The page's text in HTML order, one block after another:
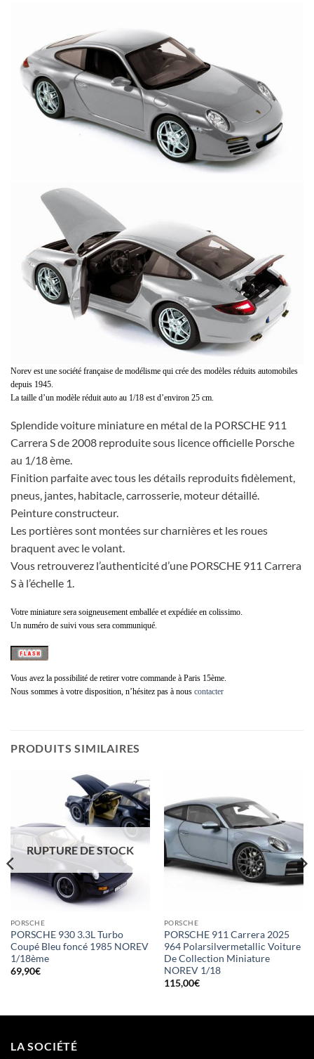
Norev est une société française de modélisme qui crée des modèles réduits automobiles
depuis 1945.
La taille d’un modèle réduit auto au 1/18 est d’environ 25 cm.
Splendide voiture miniature en métal de la PORSCHE 911
Carrera S de 2008 reproduite sous licence officielle Porsche
au 1/18 ème.
Finition parfaite avec tous les détails reproduits fidèlement,
pneus, jantes, habitacle, carrosserie, moteur détaillé.
Peinture constructeur.
Les portières sont montées sur charnières et les roues
braquent avec le volant.
Vous retrouverez l’authenticité d’une PORSCHE 911 Carrera
S à l’échelle 1.
Votre miniature sera soigneusement emballée et expédiée en colissimo.
Un numéro de suivi vous sera communiqué.
Vous avez la possibilité de retirer votre commande à Paris 15ème.
Nous sommes à votre disposition, n’hésitez pas à nous contacter
PRODUITS SIMILAIRES
RUPTURE DE STOCK
PORSCHE
PORSCHE 930 3.3L Turbo
Coupé Bleu foncé 1985 NOREV
1/18ème
69,90€
PORSCHE
PORSCHE 911 Carrera 2025
964 Polarsilvermetallic Voiture
De Collection Miniature
NOREV 1/18
115,00€
LA SOCIÉTÉ